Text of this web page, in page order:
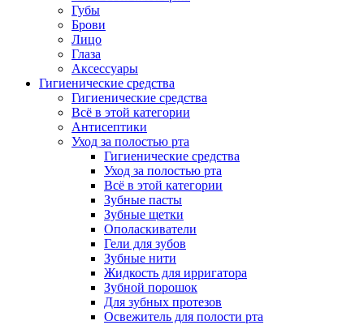
Губы
Брови
Лицо
Глаза
Аксессуары
Гигиенические средства
Гигиенические средства
Всё в этой категории
Антисептики
Уход за полостью рта
Гигиенические средства
Уход за полостью рта
Всё в этой категории
Зубные пасты
Зубные щетки
Ополаскиватели
Гели для зубов
Зубные нити
Жидкость для ирригатора
Зубной порошок
Для зубных протезов
Освежитель для полости рта